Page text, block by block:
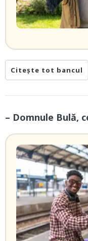
Citește tot bancul
– Domnule Bulă,